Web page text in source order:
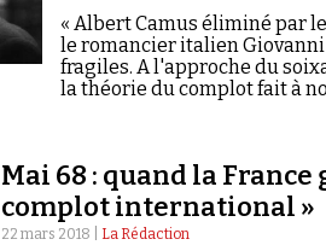
« Albert Camus éliminé par
le romancier italien
fragiles. A l'approche du
la théorie du complot fait à
Mai 68 : quand la
complot international »
22 mars 2018 | La Rédaction